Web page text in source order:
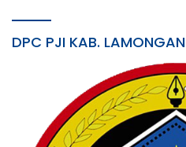
DPC PJI KAB. LAMONGAN